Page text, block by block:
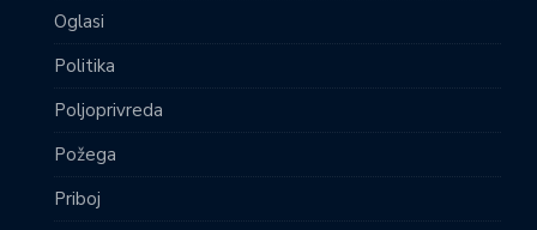
Oglasi
Politika
Poljoprivreda
Požega
Priboj